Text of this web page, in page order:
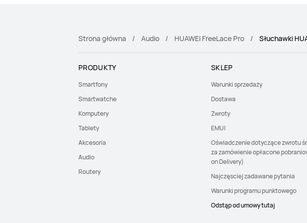
Strona główna Audio HUAWEI FreeLace Pro Słuchawki
PRODUKTY
Smartfony
Smartwatche
Komputery
Tablety
Akcesoria
Audio
Routery
SKLEP
Warunki sprzedaży
Dostawa
Zwroty
EMUI
Oświadczenie dotyczące zwrotu
za zamówienie opłacone
on Delivery)
Najczęsciej zadawane pytania
Warunki programu punktowego
Odstąp od umowy tutaj